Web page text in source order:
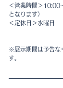
＜営業時間＞
となります）
＜定休日＞水曜日
※展示期間は予告な
す。